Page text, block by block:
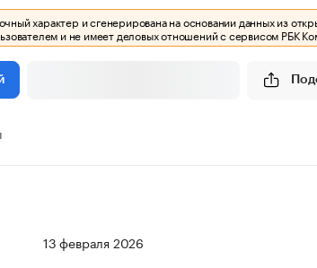
характер и сгенерирована на основании данных из
и не имеет деловых отношений с сервисом РБК
13 февраля 2026